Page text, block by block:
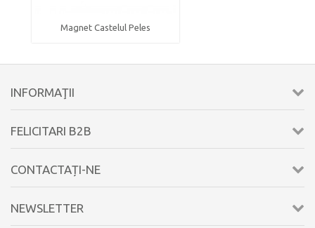
Magnet Castelul Peles
INFORMAŢII
FELICITARI B2B
CONTACTAȚI-NE
NEWSLETTER